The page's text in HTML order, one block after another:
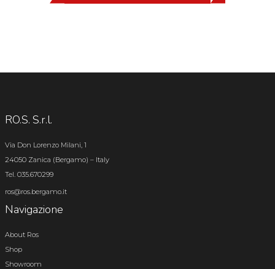
RO.S. S.r.l.
Via Don Lorenzo Milani, 1
24050 Zanica (Bergamo) – Italy
Tel. 035.670299
ros@ros.bergamo.it
Navigazione
About Ros
Shop
Showroom